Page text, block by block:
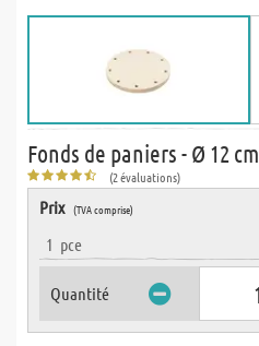
Fonds de paniers - Ø 12 cm
(2 évaluations)
Prix (TVA comprise)
1 pce
Quantité